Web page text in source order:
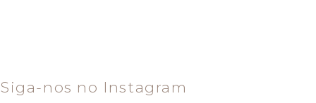
Siga-nos no Instagram